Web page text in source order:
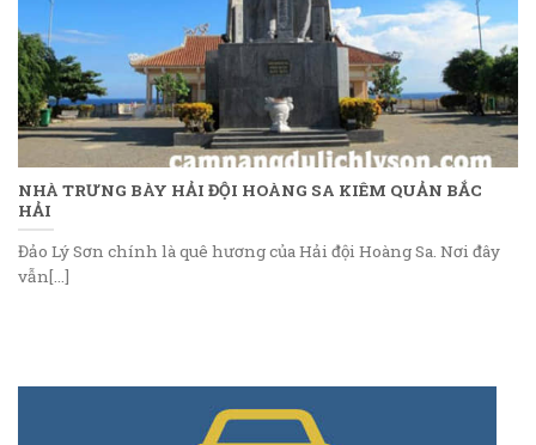
NHÀ TRƯNG BÀY HẢI ĐỘI HOÀNG SA KIÊM QUẢN BẮC
HẢI
Đảo Lý Sơn chính là quê hương của Hải đội Hoàng Sa. Nơi đây
vẫn[...]